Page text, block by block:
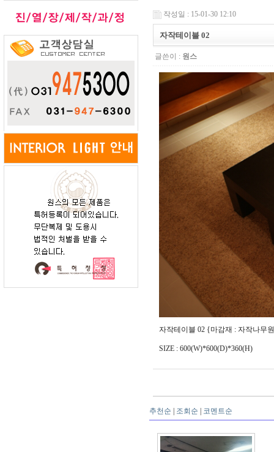
작성일 : 15-01-30 12:10
자작테이블 02
글쓴이 : 원스
자작테이블 02 {마감재 : 자작나무
SIZE : 600(W)*600(D)*360(H)
추천순 조회순 코멘트순